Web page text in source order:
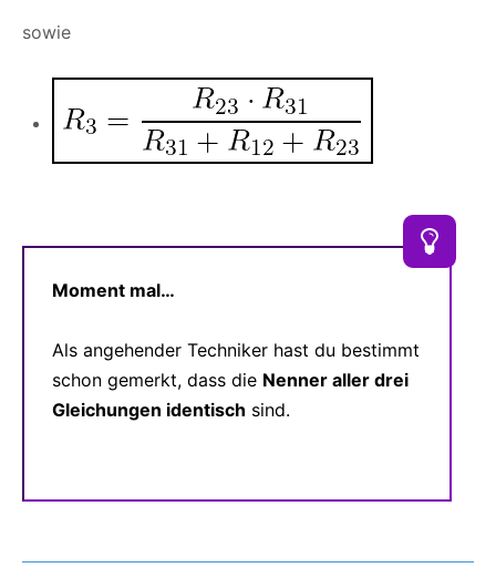
sowie
Moment mal…
Als angehender Techniker hast du bestimmt
schon gemerkt, dass die Nenner aller drei
Gleichungen identisch sind.